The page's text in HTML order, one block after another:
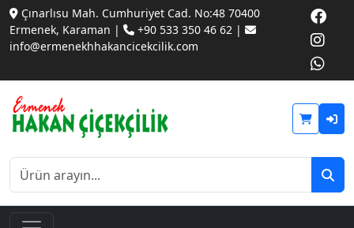
Çınarlısu Mah. Cumhuriyet Cad. No:48 70400
Ermenek, Karaman |
+90 533 350 46 62 |
info@ermenekhhakancicekcilik.com